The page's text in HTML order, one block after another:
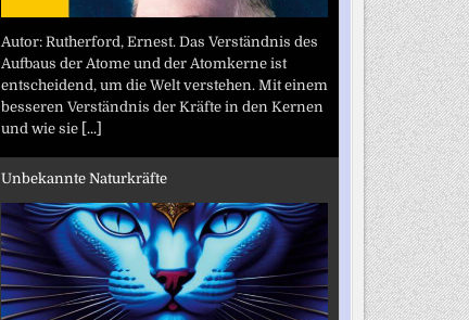
Autor: Rutherford, Ernest. Das Verständnis des
Aufbaus der Atome und der Atomkerne ist
entscheidend, um die Welt verstehen. Mit einem
besseren Verständnis der Kräfte in den Kernen
und wie sie [...]
Unbekannte Naturkräfte